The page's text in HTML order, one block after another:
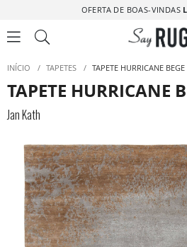
OFERTA DE BOAS-VINDAS
INÍCIO / TAPETES / TAPETE HURRICANE BEGE
TAPETE HURRICANE
Jan Kath